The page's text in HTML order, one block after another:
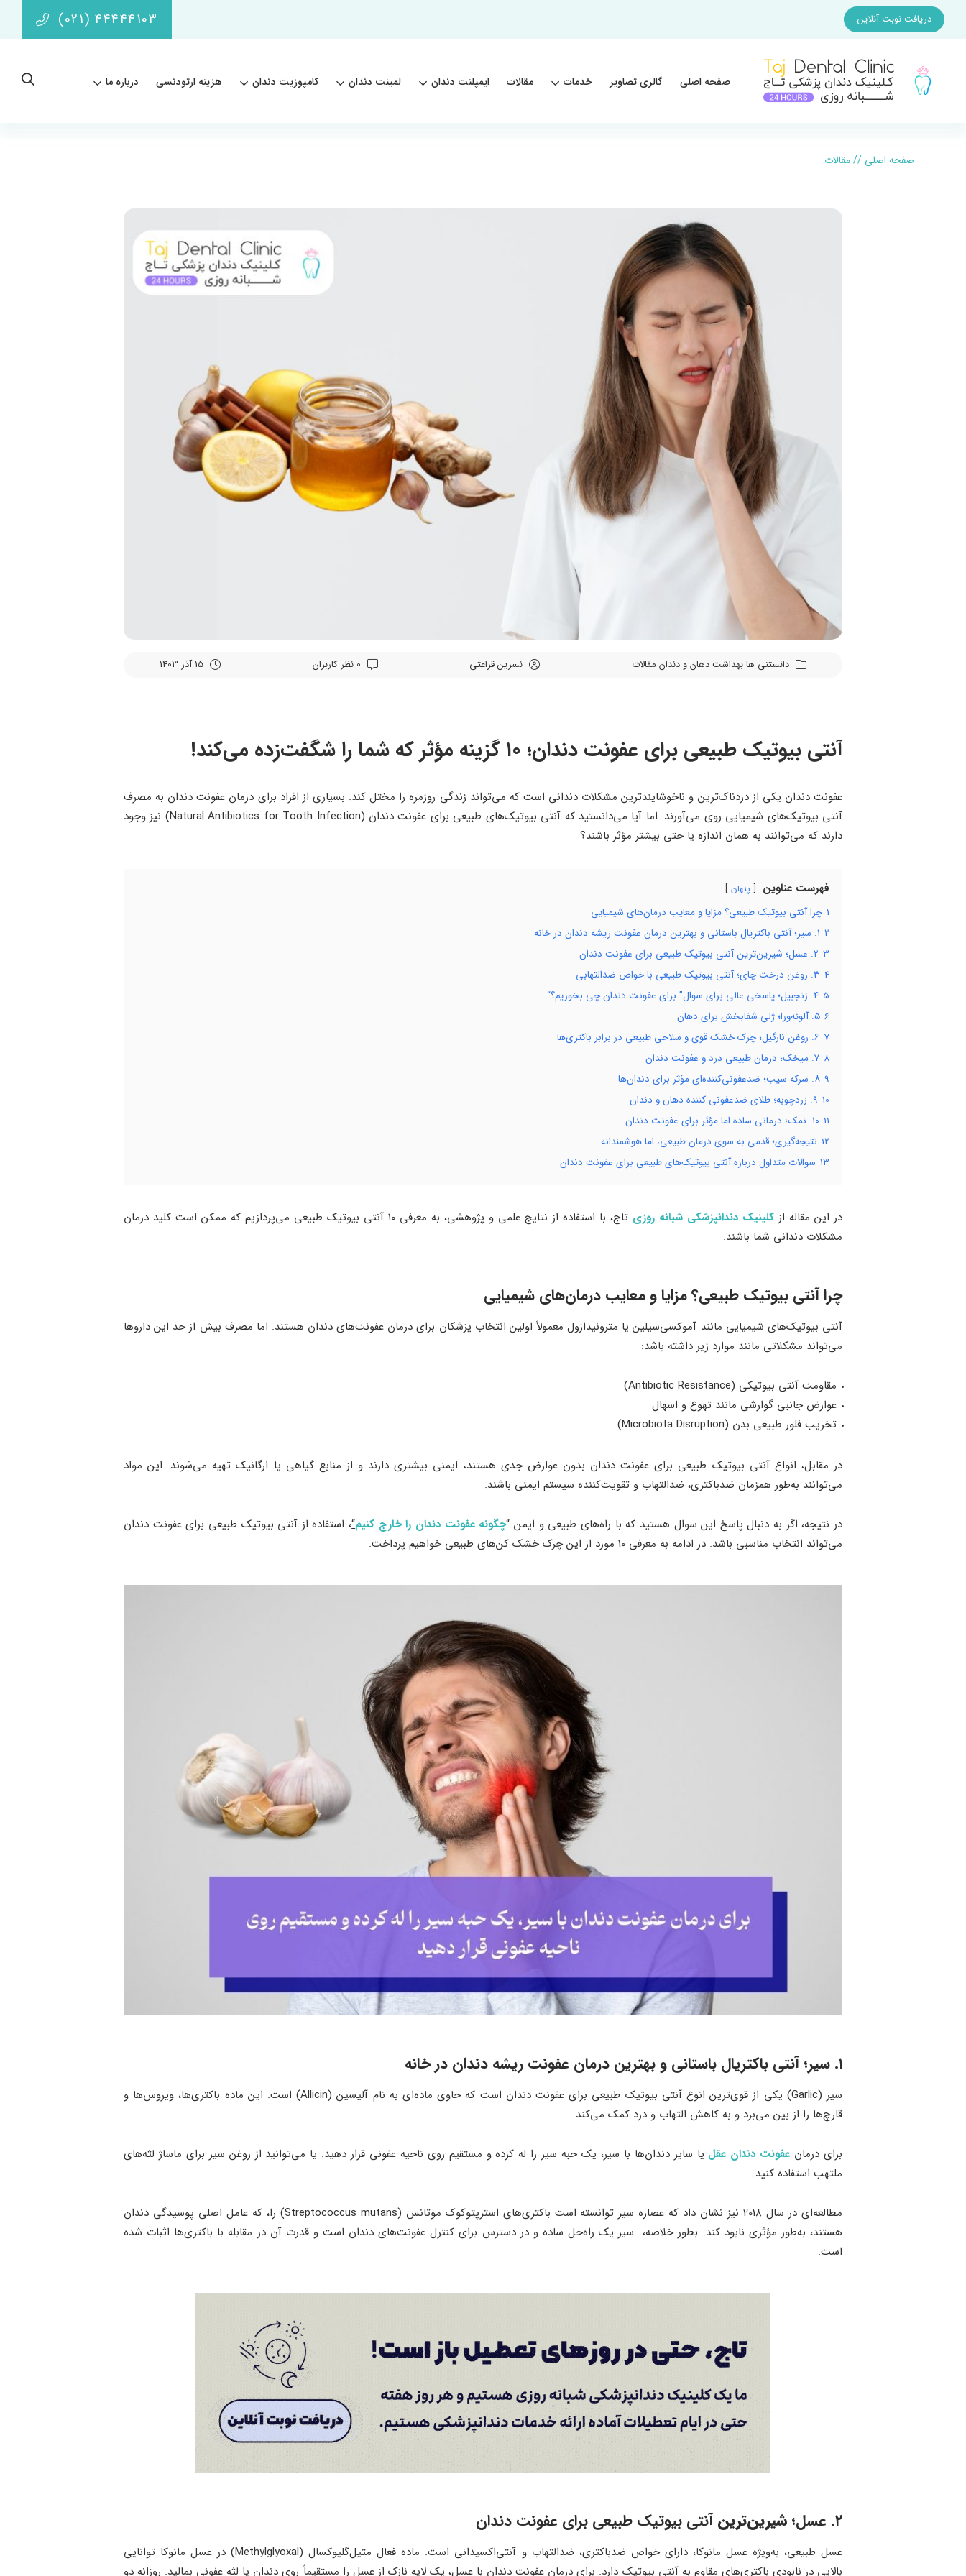
دریافت نوبت آنلاین (021) 44444103
صفحه اصلی گالری تصاویر خدمات مقالات ایمپلنت دندان لمینت دندان کامپوزیت دندان هزینه ارتودنسی درباره ما
صفحه اصلی //مقالات
دانستنی هابهداشت دهان و دندان مقالات نسرین قراعتی
آنتی بیوتیک طبیعی برای عفونت دندان؛ ۱۰ گزینه مؤثر که شما را شگفت‌زده می‌کند!
عفونت دندان یکی از دردناک‌ترین و ناخوشایندترین مشکلات دندانی است که می‌تواند زندگی روزمره را مختل کند. بسیاری از افراد برای درمان عفونت دندان به مصرف
آنتی ‌بیوتیک‌های شیمیایی روی می‌آورند. اما آیا می‌دانستید که آنتی بیوتیک‌های طبیعی برای عفونت دندان (Natural Antibiotics for Tooth Infection) نیز وجود
دارند که می‌توانند به همان اندازه یا حتی بیشتر مؤثر باشند؟
فهرست عناوین پنهان
1 چرا آنتی بیوتیک طبیعی؟ مزایا و معایب درمان‌های شیمیایی
2 ۱. سیر؛ آنتی باکتریال باستانی و بهترین درمان عفونت ریشه دندان در خانه
3 ۲. عسل؛ شیرین‌ترین آنتی بیوتیک طبیعی برای عفونت دندان
4 ۳. روغن درخت چای؛ آنتی ‌بیوتیک طبیعی با خواص ضدالتهابی
5 ۴. زنجبیل؛ پاسخی عالی برای سوال” برای عفونت دندان چی بخوریم؟“
6 ۵. آلوئه‌ورا؛ ژلی شفابخش برای دهان
7 ۶. روغن نارگیل؛ چرک خشک قوی و سلاحی طبیعی در برابر باکتری‌ها
8 ۷. میخک؛ درمان طبیعی درد و عفونت دندان
9 ۸. سرکه سیب؛ ضدعفونی‌کننده‌ای مؤثر برای دندان‌ها
10 ۹. زردچوبه؛ طلای ضدعفونی کننده دهان و دندان
11 ۱۰. نمک؛ درمانی ساده اما مؤثر برای عفونت دندان
12 نتیجه‌گیری؛ قدمی به سوی درمان طبیعی، اما هوشمندانه
13 سوالات متداول درباره آنتی بیوتیک‌های طبیعی برای عفونت دندان
در این مقاله از کلینیک دندانپزشکی شبانه روزی
تاج، با استفاده از نتایج علمی و پژوهشی، به معرفی ۱۰ آنتی بیوتیک طبیعی می‌پردازیم که ممکن است کلید درمان
مشکلات دندانی شما باشند.
چرا آنتی بیوتیک طبیعی؟ مزایا و معایب درمان‌های شیمیایی
آنتی ‌بیوتیک‌های شیمیایی مانند آموکسی‌سیلین یا مترونیدازول معمولاً اولین انتخاب پزشکان برای درمان عفونت‌های دندان هستند. اما مصرف بیش از حد این داروها
می‌تواند مشکلاتی مانند موارد زیر داشته باشد:
مقاومت آنتی ‌بیوتیکی (Antibiotic Resistance)
عوارض جانبی گوارشی مانند تهوع و اسهال
تخریب فلور طبیعی بدن (Microbiota Disruption)
در مقابل، انواع آنتی بیوتیک‌ طبیعی برای عفونت دندان بدون عوارض جدی هستند، ایمنی بیشتری دارند و از منابع گیاهی یا ارگانیک تهیه می‌شوند. این مواد
می‌توانند به‌طور همزمان ضدباکتری، ضدالتهاب و تقویت‌کننده سیستم ایمنی باشند.
در نتیجه، اگر به دنبال پاسخ این سوال هستید که با راه‌های طبیعی و ایمن “چگونه عفونت دندان را خارج کنیم“، استفاده از آنتی بیوتیک طبیعی برای عفونت دندان
می‌تواند انتخاب مناسبی باشد. در ادامه به معرفی 10 مورد از این چرک خشک کن‌های طبیعی خواهیم پرداخت.
۱. سیر ؛آنتی باکتریال باستانی و بهترین درمان عفونت ریشه دندان در خانه
سیر (Garlic) یکی از قوی‌ترین انوع آنتی ‌بیوتیک‌ طبیعی برای عفونت دندان است که حاوی ماده‌ای به نام آلیسین (Allicin) است. این ماده باکتری‌ها، ویروس‌ها و
قارچ‌ها را از بین می‌برد و به کاهش التهاب و درد کمک می‌کند.
برای درمان عفونت دندان عقل یا سایر دندان‌ها با سیر، یک حبه سیر را له کرده و مستقیم روی ناحیه عفونی قرار دهید. یا می‌توانید از روغن سیر برای ماساژ لثه‌های
ملتهب استفاده کنید.
مطالعه‌ای در سال 2018 نیز نشان داد که عصاره سیر توانسته است باکتری‌های استرپتوکوک موتانس (Streptococcus mutans) را، که عامل اصلی پوسیدگی دندان
هستند، به‌طور مؤثری نابود کند. بطور خلاصه، سیر یک راه‌حل ساده و در دسترس برای کنترل عفونت‌های دندان است و قدرت آن در مقابله با باکتری‌ها اثبات شده
است.
۲. عسل ؛ شیرین‌ترینآنتی بیوتیک طبیعی برای عفونت دندان
عسل طبیعی، به‌ویژه عسل مانوکا، دارای خواص ضدباکتری، ضدالتهاب و آنتی‌اکسیدانی است. ماده فعال متیل‌گلیوکسال (Methylglyoxal) در عسل مانوکا توانایی
بالایی در نابودی باکتری‌های مقاوم به آنتی ‌بیوتیک دارد. برای درمان عفونت دندان با عسل، یک لایه نازک از عسل را مستقیماً روی دندان یا لثه عفونی بمالید. روزانه دو